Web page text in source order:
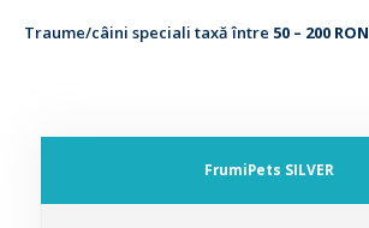
Traume/câini speciali taxă între 50 – 200 RON
FrumiPets SILVER